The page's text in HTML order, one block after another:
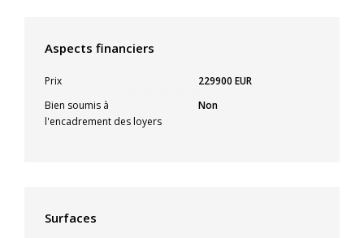
Aspects financiers
Prix
229900 EUR
Bien soumis à
l'encadrement des loyers
Non
Surfaces